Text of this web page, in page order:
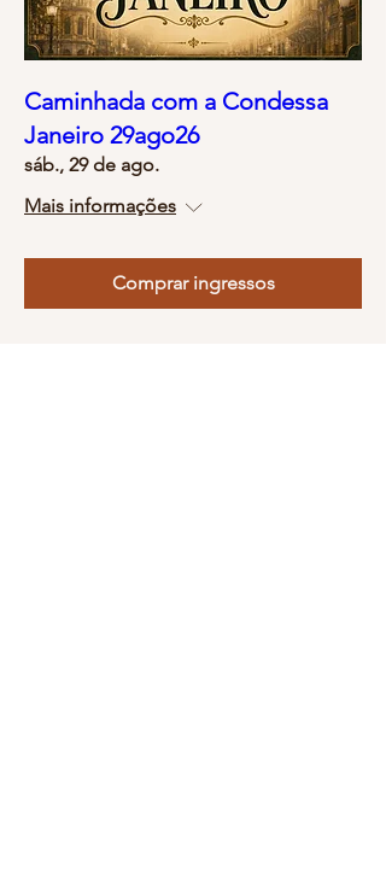
Caminhada com a Condessa
Janeiro 29ago26
sáb., 29 de ago.
Mais informações
Comprar ingressos